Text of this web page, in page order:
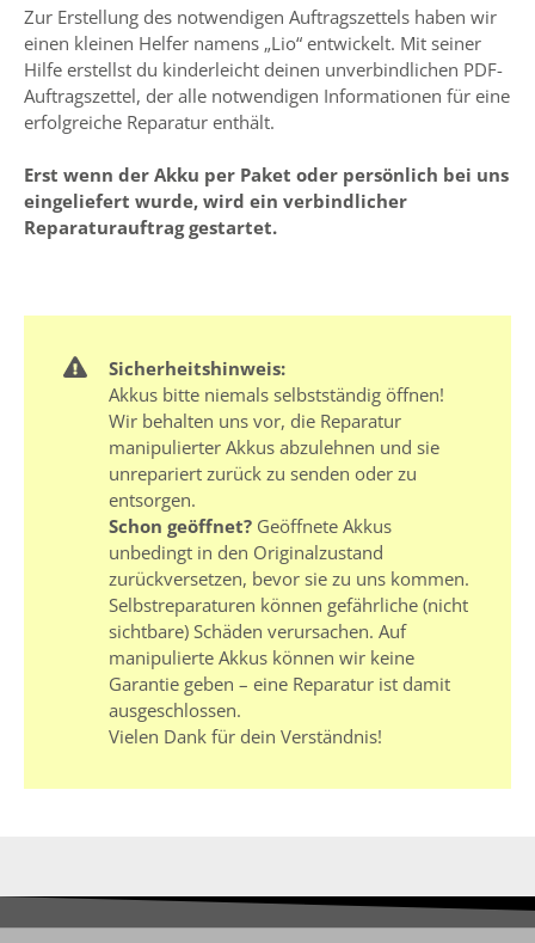
Zur Erstellung des notwendigen Auftragszettels haben wir
einen kleinen Helfer namens „Lio“ entwickelt. Mit seiner
Hilfe erstellst du kinderleicht deinen unverbindlichen PDF-
Auftragszettel, der alle notwendigen Informationen für eine
erfolgreiche Reparatur enthält.
Erst wenn der Akku per Paket oder persönlich bei uns
eingeliefert wurde, wird ein verbindlicher
Reparaturauftrag gestartet.
Sicherheitshinweis:
Akkus bitte niemals selbstständig öffnen!
Wir behalten uns vor, die Reparatur
manipulierter Akkus abzulehnen und sie
unrepariert zurück zu senden oder zu
entsorgen.
Schon geöffnet? Geöffnete Akkus
unbedingt in den Originalzustand
zurückversetzen, bevor sie zu uns kommen.
Selbstreparaturen können gefährliche (nicht
sichtbare) Schäden verursachen. Auf
manipulierte Akkus können wir keine
Garantie geben – eine Reparatur ist damit
ausgeschlossen.
Vielen Dank für dein Verständnis!